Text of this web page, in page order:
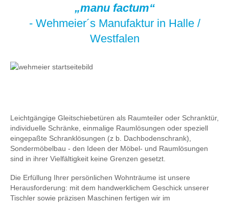
„manu factum“
- Wehmeier´s Manufaktur in Halle /
Westfalen
Leichtgängige Gleitschiebetüren als Raumteiler oder Schranktür,
individuelle Schränke, einmalige Raumlösungen oder speziell
eingepaßte Schranklösungen (z b. Dachbodenschrank),
Sondermöbelbau - den Ideen der Möbel- und Raumlösungen
sind in ihrer Vielfältigkeit keine Grenzen gesetzt.
Die Erfüllung Ihrer persönlichen Wohnträume ist unsere
Herausforderung: mit dem handwerklichem Geschick unserer
Tischler sowie präzisen Maschinen fertigen wir im